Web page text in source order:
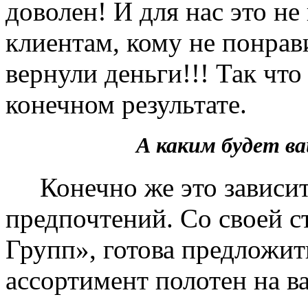
доволен! И для нас это
клиентам, кому не
вернули деньги!!! Так
конечном результате.
А каким будет
Конечно же это
предпочтений. Со своей
Групп», готова
ассортимент полотен на